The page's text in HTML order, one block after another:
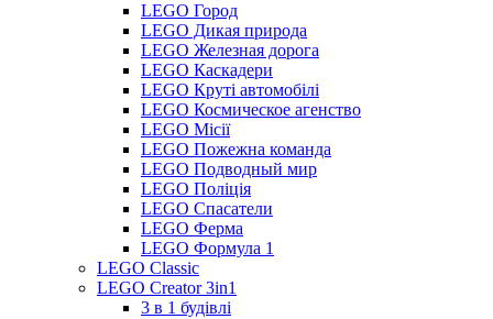
LEGO Город
LEGO Дикая природа
LEGO Железная дорога
LEGO Каскадери
LEGO Круті автомобілі
LEGO Космическое агенство
LEGO Місії
LEGO Пожежна команда
LEGO Подводный мир
LEGO Поліція
LEGO Спасатели
LEGO Ферма
LEGO Формула 1
LEGO Classic
LEGO Creator 3in1
3 в 1 будівлі